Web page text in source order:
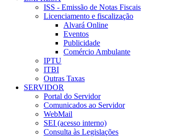
ISS - Emissão de Notas Fiscais
Licenciamento e fiscalização
Alvará Online
Eventos
Publicidade
Comércio Ambulante
IPTU
ITBI
Outras Taxas
SERVIDOR
Portal do Servidor
Comunicados ao Servidor
WebMail
SEI (acesso interno)
Consulta às Legislações